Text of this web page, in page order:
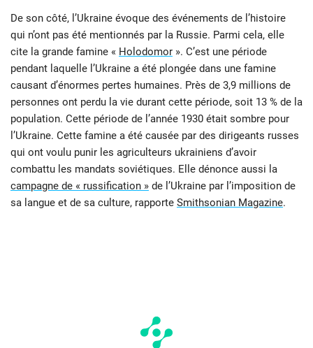
De son côté, l’Ukraine évoque des événements de l’histoire
qui n’ont pas été mentionnés par la Russie. Parmi cela, elle
cite la grande famine « Holodomor ». C’est une période
pendant laquelle l’Ukraine a été plongée dans une famine
causant d’énormes pertes humaines. Près de 3,9 millions de
personnes ont perdu la vie durant cette période, soit 13 % de la
population. Cette période de l’année 1930 était sombre pour
l’Ukraine. Cette famine a été causée par des dirigeants russes
qui ont voulu punir les agriculteurs ukrainiens d’avoir
combattu les mandats soviétiques. Elle dénonce aussi la
campagne de « russification » de l’Ukraine par l’imposition de
sa langue et de sa culture, rapporte Smithsonian Magazine.